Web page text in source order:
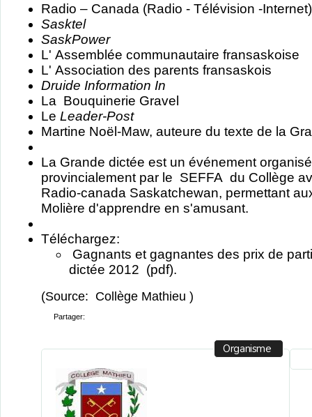
Radio – Canada (Radio - Télévision -Internet)
Sasktel
SaskPower
L' Assemblée communautaire fransaskoise
L' Association des parents fransaskois
Druide Information In
La Bouquinerie Gravel
Le Leader-Post
Martine Noël-Maw, auteure du texte de la
La Grande dictée est un événement
provincialement par le SEFFA du Collège
Radio-canada Saskatchewan, permettant
Molière d'apprendre en s'amusant.
Téléchargez:
Gagnants et gagnantes des prix de
dictée 2012 (pdf).
(Source: Collège Mathieu )
Partager:
Organisme